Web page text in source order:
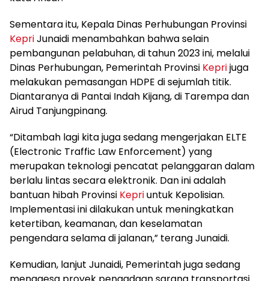
Sementara itu, Kepala Dinas Perhubungan Provinsi
KepriJunaidi menambahkan bahwa selain
pembangunan pelabuhan, di tahun 2023 ini, melalui
Dinas Perhubungan, Pemerintah Provinsi Keprijuga
melakukan pemasangan HDPE di sejumlah titik.
Diantaranya di Pantai Indah Kijang, di Tarempa dan
Airud Tanjungpinang.
“Ditambah lagi kita juga sedang mengerjakan ELTE
(Electronic Traffic Law Enforcement) yang
merupakan teknologi pencatat pelanggaran dalam
berlalu lintas secara elektronik. Dan ini adalah
bantuan hibah Provinsi Kepriuntuk Kepolisian.
Implementasi ini dilakukan untuk meningkatkan
ketertiban, keamanan, dan keselamatan
pengendara selama di jalanan,” terang Junaidi.
Kemudian, lanjut Junaidi, Pemerintah juga sedang